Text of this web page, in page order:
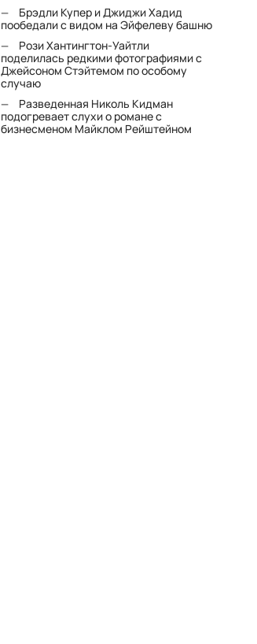
Брэдли Купер и Джиджи Хадид
пообедали с видом на Эйфелеву башню
Рози Хантингтон-Уайтли
поделилась редкими фотографиями с
Джейсоном Стэйтемом по особому
случаю
Разведенная Николь Кидман
подогревает слухи о романе с
бизнесменом Майклом Рейштейном